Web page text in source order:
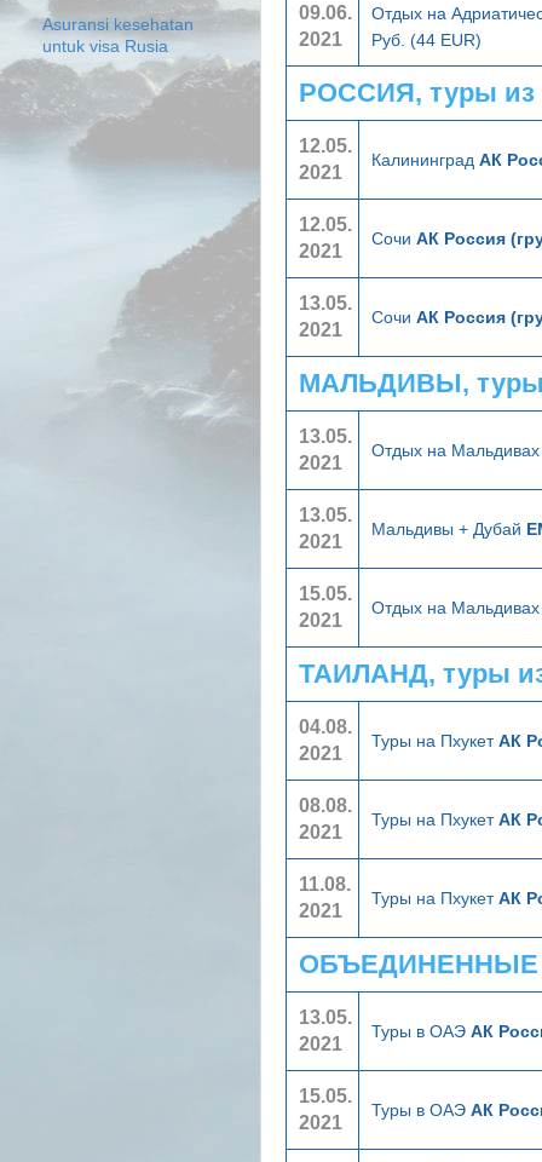
09.06.
2021
Отдых на
Руб. (44 EUR)
РОССИЯ, туры
12.05.
2021
Калининград АК
12.05.
2021
Сочи АК Россия
13.05.
2021
Сочи АК Россия
МАЛЬДИВЫ, туры
13.05.
2021
Отдых на
13.05.
2021
Мальдивы + Дубай
15.05.
2021
Отдых на
ТАИЛАНД, туры
04.08.
2021
Туры на ПхукетАК
08.08.
2021
Туры на ПхукетАК
11.08.
2021
Туры на ПхукетАК
ОБЪЕДИНЕННЫЕ
13.05.
2021
Туры в ОАЭ АК
15.05.
2021
Туры в ОАЭ АК
Asuransi kesehatan
untuk visa Rusia